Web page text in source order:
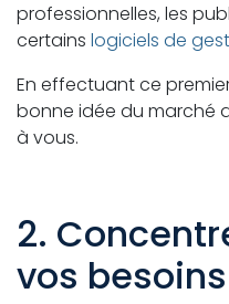
professionnelles, les
certains logiciels de
En effectuant ce
bonne idée du marché
à vous.
2.
vos besoins